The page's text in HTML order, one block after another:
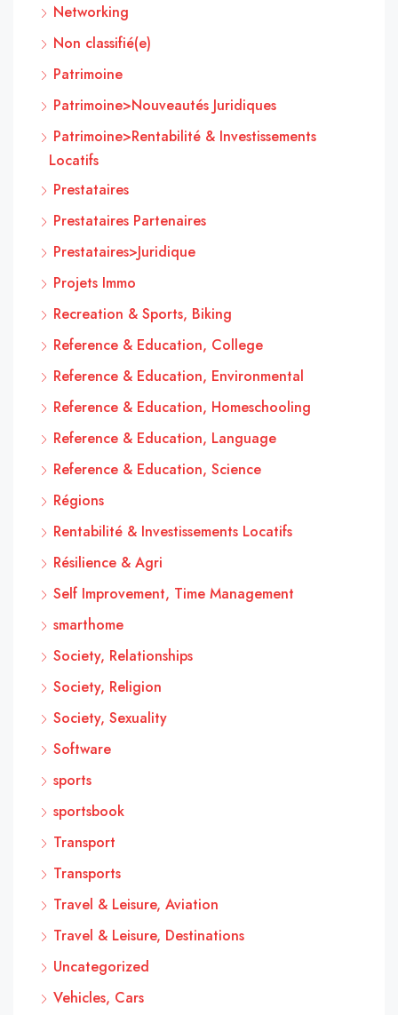
Networking
Non classifié(e)
Patrimoine
Patrimoine>Nouveautés Juridiques
Patrimoine>Rentabilité & Investissements
Locatifs
Prestataires
Prestataires Partenaires
Prestataires>Juridique
Projets Immo
Recreation & Sports, Biking
Reference & Education, College
Reference & Education, Environmental
Reference & Education, Homeschooling
Reference & Education, Language
Reference & Education, Science
Régions
Rentabilité & Investissements Locatifs
Résilience & Agri
Self Improvement, Time Management
smarthome
Society, Relationships
Society, Religion
Society, Sexuality
Software
sports
sportsbook
Transport
Transports
Travel & Leisure, Aviation
Travel & Leisure, Destinations
Uncategorized
Vehicles, Cars